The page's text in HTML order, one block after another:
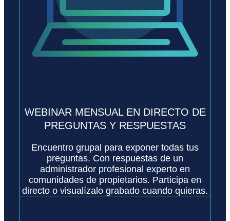
WEBINAR MENSUAL EN DIRECTO DE
PREGUNTAS Y RESPUESTAS
Encuentro grupal para exponer todas tus
preguntas. Con respuestas de un
administrador profesional experto en
comunidades de propietarios. Participa en
directo o visualízalo grabado cuando quieras.